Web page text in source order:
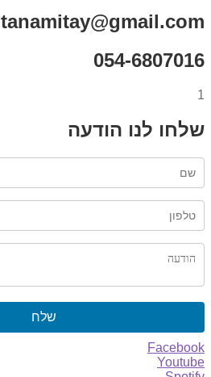
tanamitay@gmail.com
054-6807016
1
שלחו לנו הודעה
שלח
Facebook
Youtube